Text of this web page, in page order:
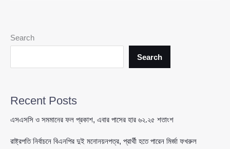
অস্থির
বাড়ল
দাম
Search
Search
Recent Posts
এসএসসি ও সমমানের ফল প্রকাশ, এবার পাসের হার ৬২.২৫ শতাংশ
রাষ্ট্রপতি নির্বাচনে বিএনপির দুই মনোনয়নপত্র, প্রার্থী হতে পারেন মির্জা ফখরুল